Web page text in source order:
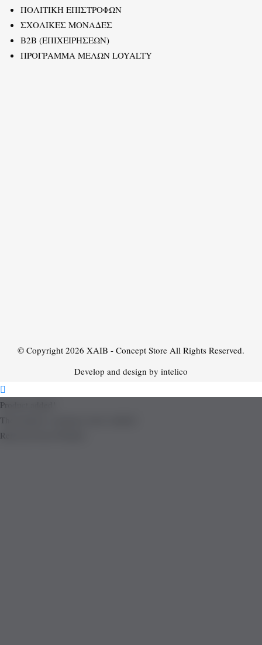
ΠΟΛΙΤΙΚΗ ΕΠΙΣΤΡΟΦΩΝ
ΣΧΟΛΙΚΕΣ ΜΟΝΑΔΕΣ
B2B (ΕΠΙΧΕΙΡΗΣΕΩΝ)
ΠΡΟΓΡΑΜΜΑ ΜΕΛΩΝ LOYALTY
© Copyright 2026 XAIB - Concept Store All Rights Reserved.
Develop and design by intelico
Product added!
The product is already in the wishlist!
Removed from Wishlist